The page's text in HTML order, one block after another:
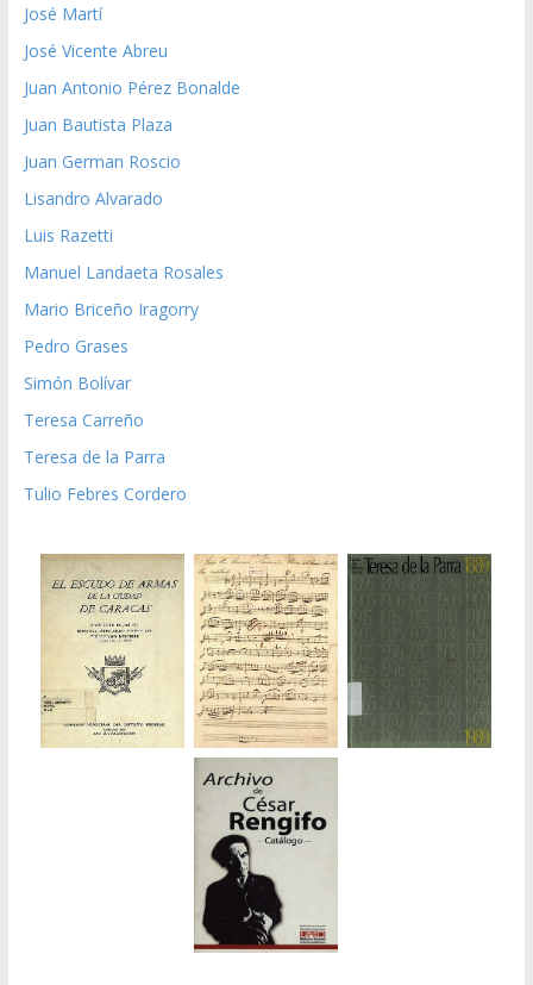
José Martí
José Vicente Abreu
Juan Antonio Pérez Bonalde
Juan Bautista Plaza
Juan German Roscio
Lisandro Alvarado
Luis Razetti
Manuel Landaeta Rosales
Mario Briceño Iragorry
Pedro Grases
Simón Bolívar
Teresa Carreño
Teresa de la Parra
Tulio Febres Cordero